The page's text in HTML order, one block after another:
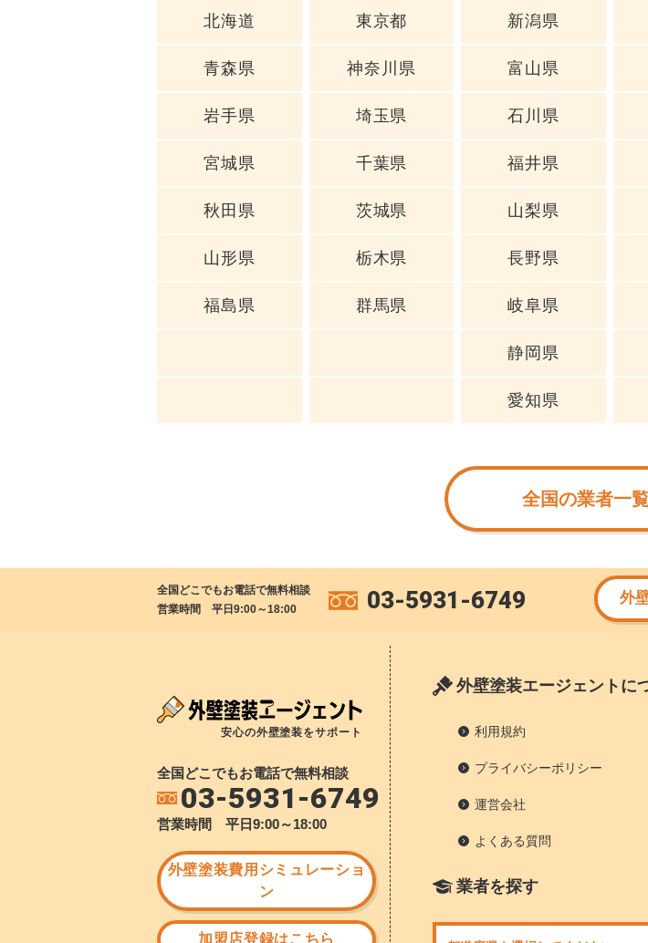
北海道
青森県
岩手県
宮城県
秋田県
山形県
福島県
東京都
神奈川県
埼玉県
千葉県
茨城県
栃木県
群馬県
新潟県
富山県
石川県
福井県
山梨県
長野県
岐阜県
静岡県
愛知県
全国の業者一
全国どこでもお電話で無料相談
営業時間 平日9:00～18:00
03-5931-6749 外
安心の外壁塗装をサポート
全国どこでもお電話で無料相談
03-5931-6749
営業時間 平日9:00～18:00
外壁塗装費用シミュレーショ
ン
加盟店登録はこちら
外壁塗装エージェントに
利用規約
プライバシーポリシー
運営会社
よくある質問
業者を探す